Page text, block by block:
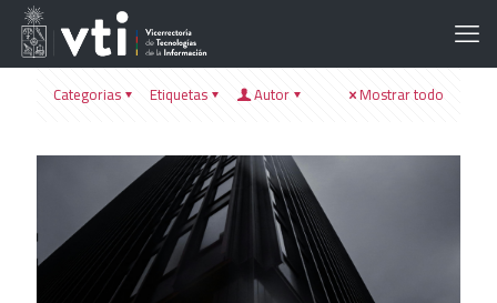
Categorias Etiquetas Autor Mostrar todo